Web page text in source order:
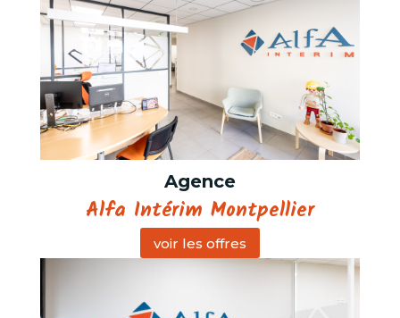
Agence
Alfa Intérim Montpellier
voir les offres